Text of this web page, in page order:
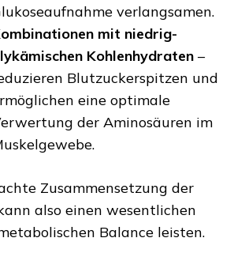
verlangsamen.
mit niedrig-
Kohlenhydraten –
Blutzuckerspitzen und
eine optimale
der Aminosäuren im
Zusammensetzung der
also einen wesentlichen
Balance leisten.